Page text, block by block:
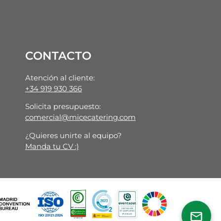
CONTACTO
Atención al cliente:
+34 919 930 366
Solicita presupuesto:
comercial@micecatering.com
¿Quieres unirte al equipo?
Manda tu CV :)